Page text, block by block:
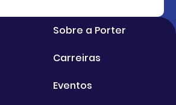
Sobre a Porter
Carreiras
Eventos